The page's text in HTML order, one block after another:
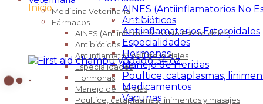
AINES (Antiinflamatorios No
Antibióticos
Antiinflamatorios Esteroidales
Especialidades
Hormonas
Manejo de Heridas
Poultice, cataplasmas,
Medicamentos
Vacunas
Medicina Veterinaria
Fármacos
AINES (Antiinflamatorios No Esteroidales)
Antibióticos
Antiinflamatorios Esteroidales
Especialidades
Hormonas
Manejo de Heridas
Poultice, cataplasmas, linimentos y masajes
Inicio>
First aid shampoo yodado 1 lt